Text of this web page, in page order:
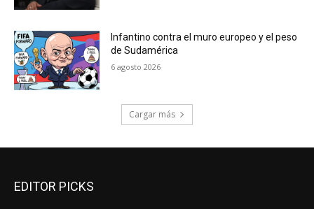
Infantino contra el muro europeo y el peso
de Sudamérica
6 agosto 2026
Cargar más
EDITOR PICKS